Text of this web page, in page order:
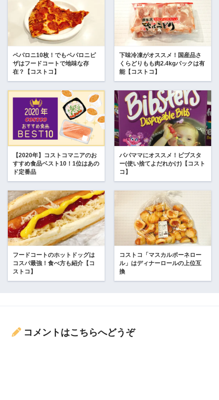
ペパロニ10枚！でもペパロニピ
ザはフードコートで地味な存
在？【コストコ】
下味冷凍がオススメ！国産品さ
くらどりもも肉2.4kgパックは有
能【コストコ】
【2020年】コストコマニアのお
すすめ食品ベスト10！1位はあの
ド定番品
パパママにオススメ！ビブスタ
ー(使い捨てよだれかけ)【コスト
コ】
フードコートのホットドッグは
コスパ最強！食べ方も紹介【コ
ストコ】
コストコ「マスカルポーネロー
ル」はディナーロールの上位互
換
コメントはこちらへどうぞ